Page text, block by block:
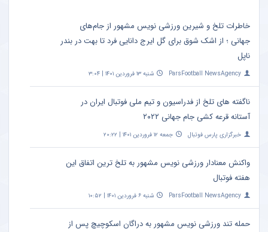
خاطرات تلخ و شیرین ورزشی نویس مشهور از جام‌های
جهانی ؛ از اشک شوق برای گل ایرج دانایی فرد تا بهت در بندر
ناپل
ParsFootball NewsAgency شنبه ۱۳ فروردین ۱۴۰۱ | ۳:۰۴
ناگفته های تلخ از فدراسیون و تیم ملی فوتبال ایران در
آستانه قرعه کشی جام جهانی ۲۰۲۲
خبرگزاری پارس فوتبال جمعه ۱۲ فروردین ۱۴۰۱ | ۲۰:۲۲
واکنش معنادار ورزشی نویس مشهور به تلخ ترین اتفاق این
هفته فوتبال
ParsFootball NewsAgency شنبه ۶ فروردین ۱۴۰۱ | ۱۰:۵۲
حمله تند ورزشی نویس مشهور به دراگان اسکوچیچ پس از